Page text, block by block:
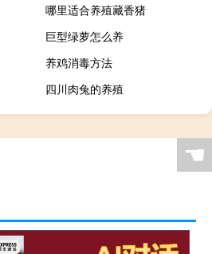
哪里适合养殖藏香猪
巨型绿萝怎么养
养鸡消毒方法
四川肉兔的养殖
☚